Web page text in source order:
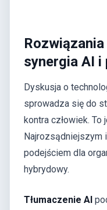
synergia AI i
Dyskusja o
sprowadza się do
kontra człowiek. To
Najrozsądniejszym
podejściem dla
hybrydowy.
Tłumaczenie AI